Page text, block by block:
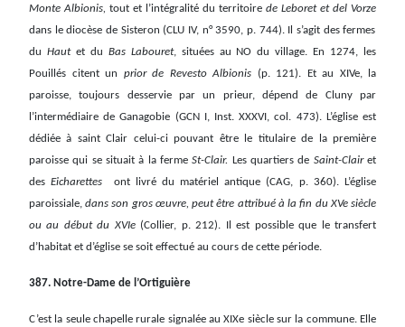
Monte Albionis, tout et l’intégralité du territoire de Leboret et del Vorze
dans le diocèse de Sisteron (CLU IV, n° 3590, p. 744). Il s’agit des fermes
du Hautet du Bas Labouret, situées au NO du village. En 1274, les
Pouillés citent un prior de Revesto Albionis
(p. 121). Et au XIVe, la
paroisse, toujours desservie par un prieur, dépend de Cluny par
l’intermédiaire de Ganagobie (GCN I, Inst. XXXVI, col. 473). L’église est
dédiée à saint Clair celui-ci pouvant être le titulaire de la première
paroisse qui se situait à la fermeSt-Clair. Les quartiers de Saint-Clairet
desEicharettes ont livré du matériel antique (CAG, p. 360). L’église
paroissiale,dans son gros œuvre, peut être attribué à la fin du XVe siècle
ou au début du XVIe(Collier, p. 212). Il est possible que le transfert
d’habitat et d’église se soit effectué au cours de cette période.
387. Notre-Dame de l’Ortiguière
C’est la seule chapelle rurale signalée au XIXe siècle sur la commune. Elle